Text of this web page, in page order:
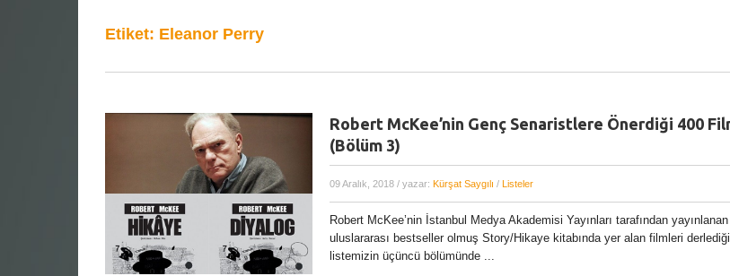
Etiket: Eleanor Perry
Robert McKee’nin Genç Senaristlere Önerdiği 400
(Bölüm 3)
09 Aralık, 2018 / yazar: Kürşat Saygılı / Listeler
Robert McKee’nin İstanbul Medya Akademisi Yayınları tarafından
uluslararası bestseller olmuş Story/Hikaye kitabında yer alan filmleri
listemizin üçüncü bölümünde ...